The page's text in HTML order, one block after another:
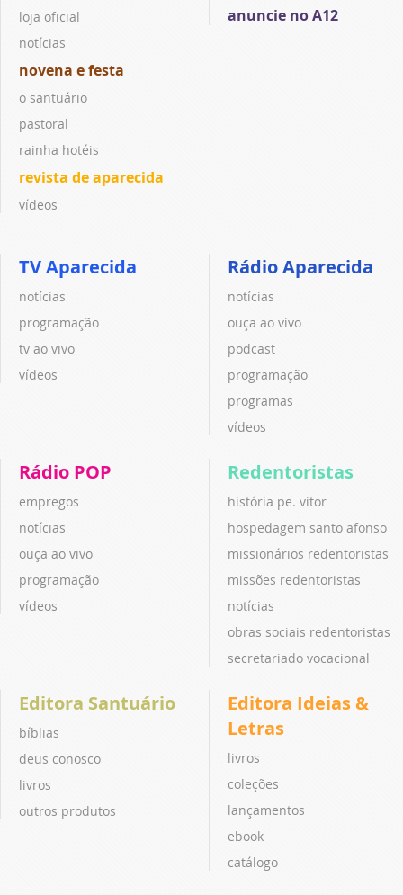
loja oficial
notícias
novena e festa
o santuário
pastoral
rainha hotéis
revista de aparecida
vídeos
anuncie no A12
TV Aparecida
notícias
programação
tv ao vivo
vídeos
Rádio Aparecida
notícias
ouça ao vivo
podcast
programação
programas
vídeos
Rádio POP
empregos
notícias
ouça ao vivo
programação
vídeos
Redentoristas
história pe. vitor
hospedagem santo afonso
missionários redentoristas
missões redentoristas
notícias
obras sociais redentoristas
secretariado vocacional
Editora Santuário
bíblias
deus conosco
livros
outros produtos
Editora Ideias &
Letras
livros
coleções
lançamentos
ebook
catálogo